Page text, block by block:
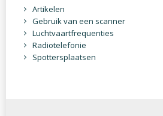
Artikelen
Gebruik van een scanner
Luchtvaartfrequenties
Radiotelefonie
Spottersplaatsen